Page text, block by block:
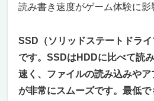
(Ultra 7 / 16GB / 1TB SSD)
AIアクセラレーション
実現
WQXGAディスプレイで
大容量ストレージと長
読み書き速度がゲーム体験に影
SSD（ソリッドステートドラ
です。SSDはHDDに比べて読
速く、ファイルの読み込みや
が非常にスムーズです。最低